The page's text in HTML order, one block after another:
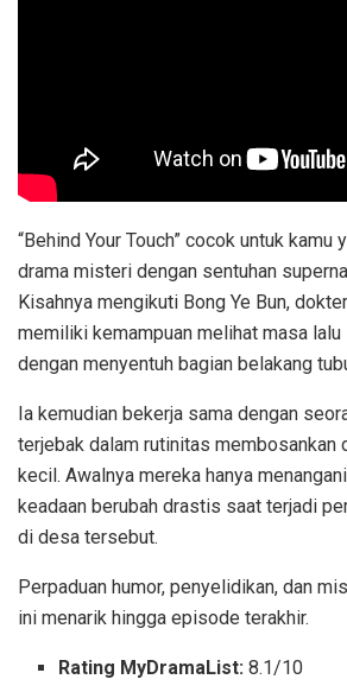
“Behind Your Touch” cocok untuk kamu
drama misteri dengan sentuhan
Kisahnya mengikuti Bong Ye Bun,
memiliki kemampuan melihat masa
dengan menyentuh bagian belakang
Ia kemudian bekerja sama dengan
terjebak dalam rutinitas membosankan
kecil. Awalnya mereka hanya
keadaan berubah drastis saat terjadi
di desa tersebut.
Perpaduan humor, penyelidikan, dan
ini menarik hingga episode terakhir.
Rating MyDramaList: 8.1/10